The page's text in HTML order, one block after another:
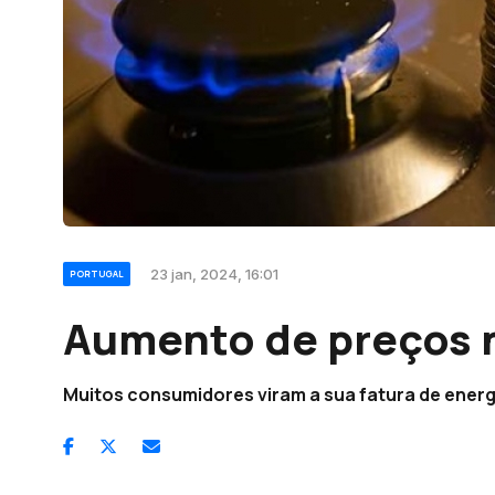
PORTUGAL 23 jan, 2024, 16:01
Aumento de preços
Muitos consumidores viram a sua fatura de